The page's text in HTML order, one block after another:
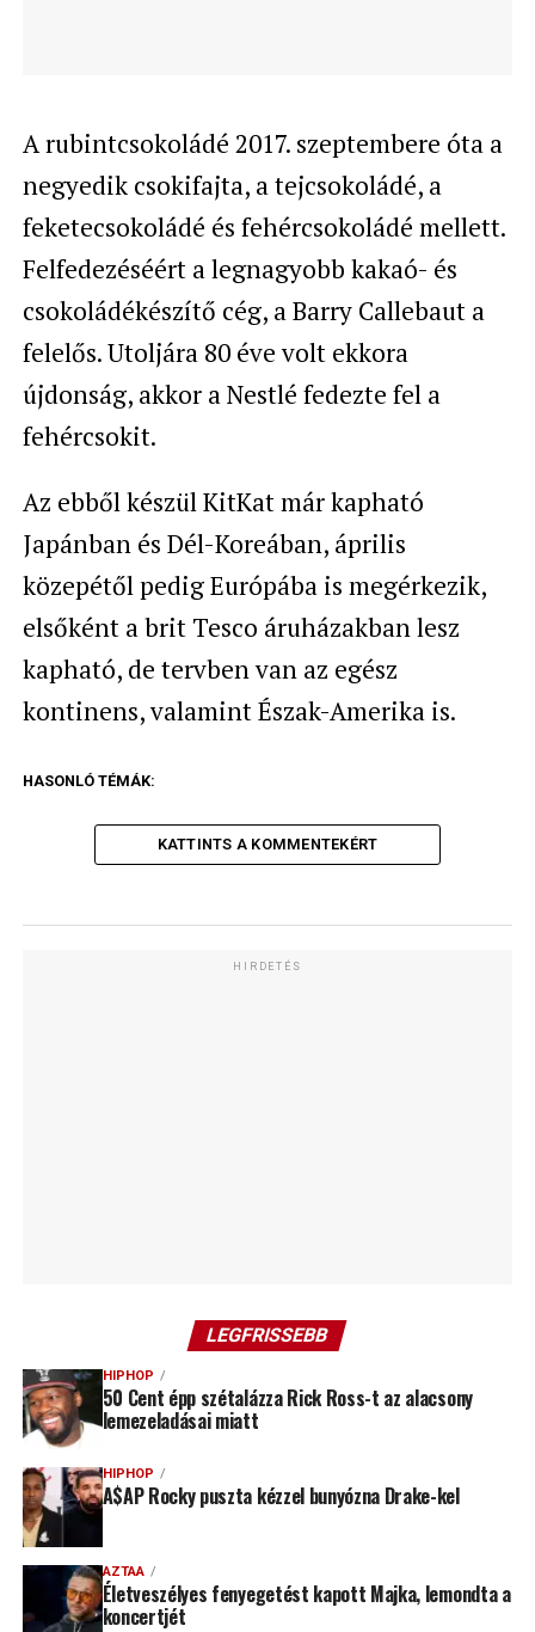
A rubintcsokoládé 2017. szeptembere ótaa
negyedik csokifajta, atejcsokoládé, a
feketecsokoládé és fehércsokoládé mellett.
Felfedezéséért a legnagyobb kakaó- és
csokoládékészítő cég, aBarry Callebaut a
felelős. Utoljára 80 éve volt ekkora
újdonság, akkor a Nestlé fedezte fel a
fehércsokit.
Az ebből készül KitKat már kapható
Japánban és Dél-Koreában, április
közepétől pedig Európába is megérkezik,
elsőként a brit Tesco áruházakban lesz
kapható, de tervben van az egész
kontinens, valamint Észak-Amerika is.
HASONLÓ TÉMÁK:
KATTINTS A KOMMENTEKÉRT
HIRDETÉS
LEGFRISSEBB
HIPHOP
50 Cent épp szétalázza Rick Ross-t az alacsony
lemezeladásai miatt
HIPHOP
A$AP Rocky puszta kézzel bunyózna Drake-kel
AZTAA
Életveszélyes fenyegetést kapott Majka, lemondta a
koncertjét